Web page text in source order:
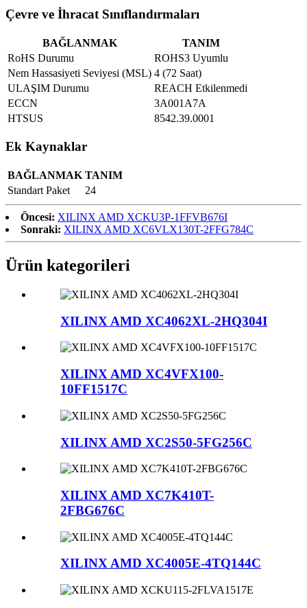
Çevre ve İhracat Sınıflandırmaları
BAĞLANMAK
TANIM
RoHS Durumu
ROHS3 Uyumlu
Nem Hassasiyeti Seviyesi (MSL) 4 (72 Saat)
ULAŞIM Durumu
REACH Etkilenmedi
ECCN
3A001A7A
HTSUS
8542.39.0001
Ek Kaynaklar
BAĞLANMAK TANIM
Standart Paket
24
Öncesi: XILINX AMD XCKU3P-1FFVB676I
Sonraki: XILINX AMD XC6VLX130T-2FFG784C
Ürün kategorileri
XILINX AMD XC4062XL-2HQ304I
XILINX AMD XC4VFX100-
10FF1517C
XILINX AMD XC2S50-5FG256C
XILINX AMD XC7K410T-
2FBG676C
XILINX AMD XC4005E-4TQ144C